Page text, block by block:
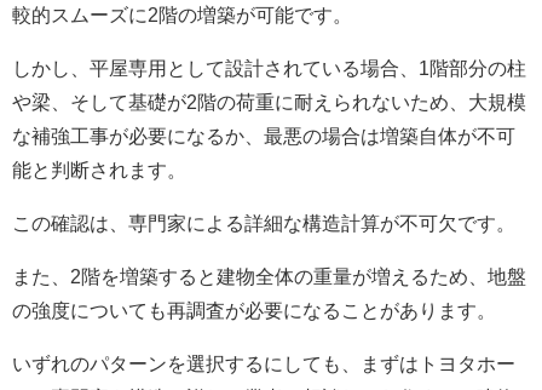
較的スムーズに2階の増築が可能です。
しかし、平屋専用として設計されている場合、1階部分の柱
や梁、そして基礎が2階の荷重に耐えられないため、大規模
な補強工事が必要になるか、最悪の場合は増築自体が不可
能と判断されます。
この確認は、専門家による詳細な構造計算が不可欠です。
また、2階を増築すると建物全体の重量が増えるため、地盤
の強度についても再調査が必要になることがあります。
いずれのパターンを選択するにしても、まずはトヨタホー